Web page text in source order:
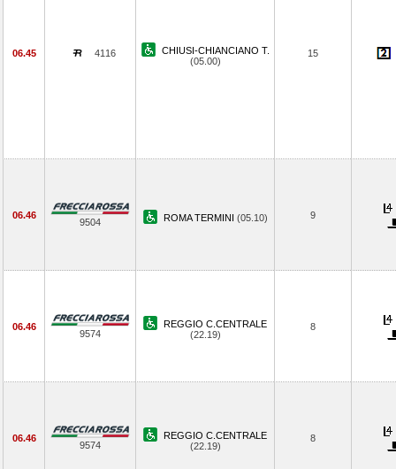
06.45 4116
CHIUSI-CHIANCIANO T.
(05.00)
15
06.46
9504 ROMA TERMINI (05.10) 9
06.46
9574
REGGIO C.CENTRALE
(22.19)
8
06.46
9574
REGGIO C.CENTRALE
(22.19)
8